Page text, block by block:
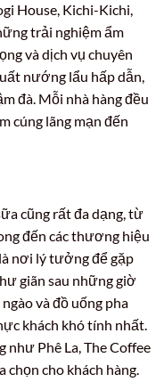
House, Kichi-Kichi,
trải nghiệm ẩm
và dịch vụ chuyên
nướng lẩu hấp dẫn,
đà. Mỗi nhà hàng đều
cúng lãng mạn đến
cũng rất đa dạng, từ
đến các thương hiệu
nơi lý tưởng để gặp
giãn sau những giờ
và đồ uống pha
khách khó tính nhất.
Phê La, The Coffee
chọn cho khách hàng.